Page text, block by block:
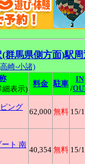
馬県側方面)駅
崎-小諸)
細表示)
料金 駐車
IN
/
ング
62,000 無料 15/
ート 南
40,354 無料 15/